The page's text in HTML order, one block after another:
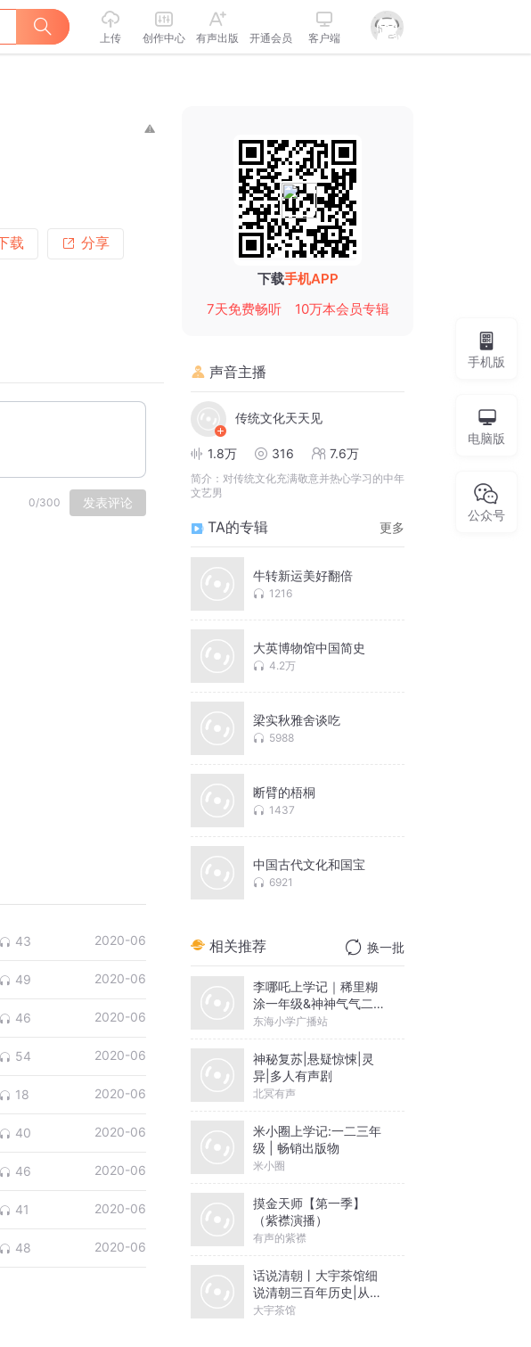
上传 创作中心 有声出版 开通会员 客户端
载 分享
0/300 发表评论
43 2020-06
49 2020-06
46 2020-06
54 2020-06
18 2020-06
40 2020-06
46 2020-06
41 2020-06
48 2020-06
下载手机APP
7天免费畅听
10万本会员专辑
声音主播
传统文化天天见
1.8万 316 7.6万
简介： 对传统文化充满敬意并热心学习的中年
文艺男
TA的专辑 更多
牛转新运美好翻倍
1216
大英博物馆中国简史
4.2万
梁实秋雅舍谈吃
5988
断臂的梧桐
1437
中国古代文化和国宝
6921
相关推荐 换一批
李哪吒上学记｜稀里糊
涂一年级&神神气气二年
级
东海小学广播站
神秘复苏|悬疑惊悚|灵
异|多人有声剧
北冥有声
米小圈上学记:一二三年
级 | 畅销出版物
米小圈
摸金天师【第一季】
（紫襟演播）
有声的紫襟
话说清朝丨大宇茶馆细
说清朝三百年历史|从努
尔哈赤到末代皇帝溥仪|
大宇茶馆
手机版
电脑版
公众号